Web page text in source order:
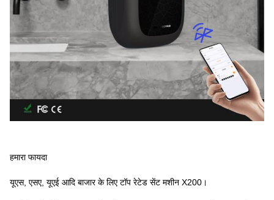
हमारा फायदा
यूएस, एसए, यूएई आदि बाजार के लिए टॉप रेटेड सेंट मशीन X200।